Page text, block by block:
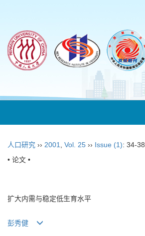
人口研究 ›› 2001 Vol. 25 ›› Issue (1): 34-38.
• 论文 •
扩大内需与稳定低生育水平
彭秀健